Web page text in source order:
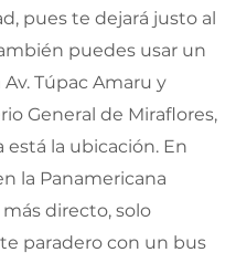
pues te dejará justo al
puedes usar un
Túpac Amaru y
General de Miraflores,
está la ubicación. En
la Panamericana
directo, solo
paradero con un bus